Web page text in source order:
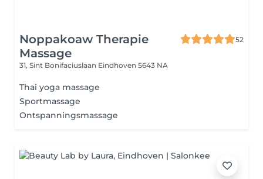
Noppakoaw Therapie
Massage
52
31, Sint Bonifaciuslaan Eindhoven 5643 NA
Thai yoga massage
Sportmassage
Ontspanningsmassage